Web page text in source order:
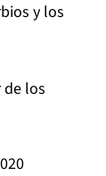
y los
los